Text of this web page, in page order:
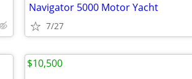
Navigator 5000 Motor Yacht
7/27
$10,500